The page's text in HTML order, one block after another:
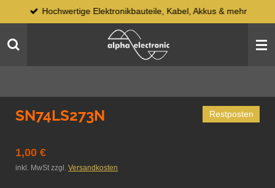
Hauptinhalt
springen
Hochwertige Elektronikbauteile, Kabel, Akkus & mehr
SN74LS273N Restposten
1,00 €
inkl. MwSt zzgl. Versandkosten